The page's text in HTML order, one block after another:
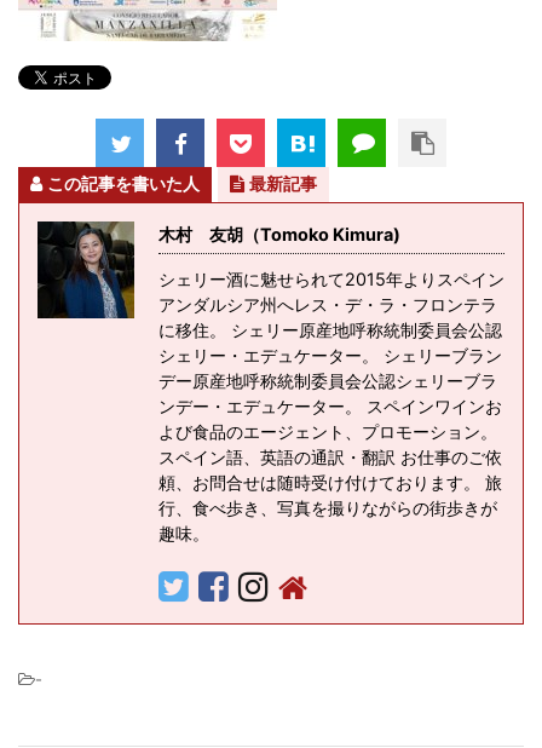
この記事を書いた人 最新記事
木村 友胡（Tomoko Kimura)
シェリー酒に魅せられて2015年よりスペイン
アンダルシア州へレス・デ・ラ・フロンテラ
に移住。 シェリー原産地呼称統制委員会公認
シェリー・エデュケーター。 シェリーブラン
デー原産地呼称統制委員会公認シェリーブラ
ンデー・エデュケーター。 スペインワインお
よび食品のエージェント、プロモーション。
スペイン語、英語の通訳・翻訳 お仕事のご依
頼、お問合せは随時受け付けております。 旅
行、食べ歩き、写真を撮りながらの街歩きが
趣味。
-